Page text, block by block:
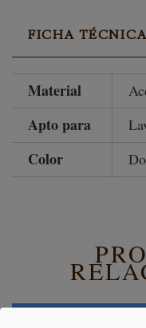
FICHA TÉCNICA
Material
Apto para
Color